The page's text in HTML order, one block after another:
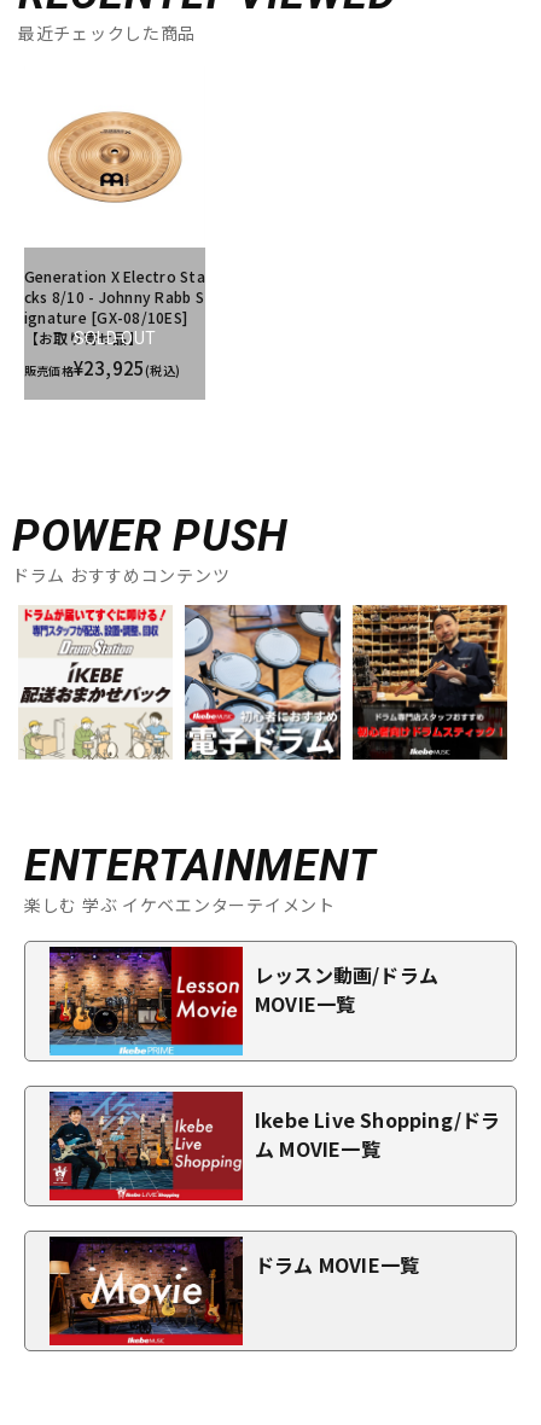
最近チェックした商品
SOLD OUT
Generation X Electro Sta
cks 8/10 - Johnny Rabb S
ignature [GX-08/10ES]
【お取り寄せ品】
販売価格¥23,925(税込)
POWER PUSH
ドラム おすすめコンテンツ
ENTERTAINMENT
楽しむ 学ぶ イケベエンターテイメント
レッスン動画/ドラム
MOVIE一覧
Ikebe Live Shopping/ドラ
ム MOVIE一覧
ドラム MOVIE一覧